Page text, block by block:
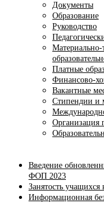
Документы
Образование
Руководство
Материально-
Платные
Финансово-
Вакантные
Стипендии и
Организация
Введение
ФОП 2023
Занятость учащихся
Информационная